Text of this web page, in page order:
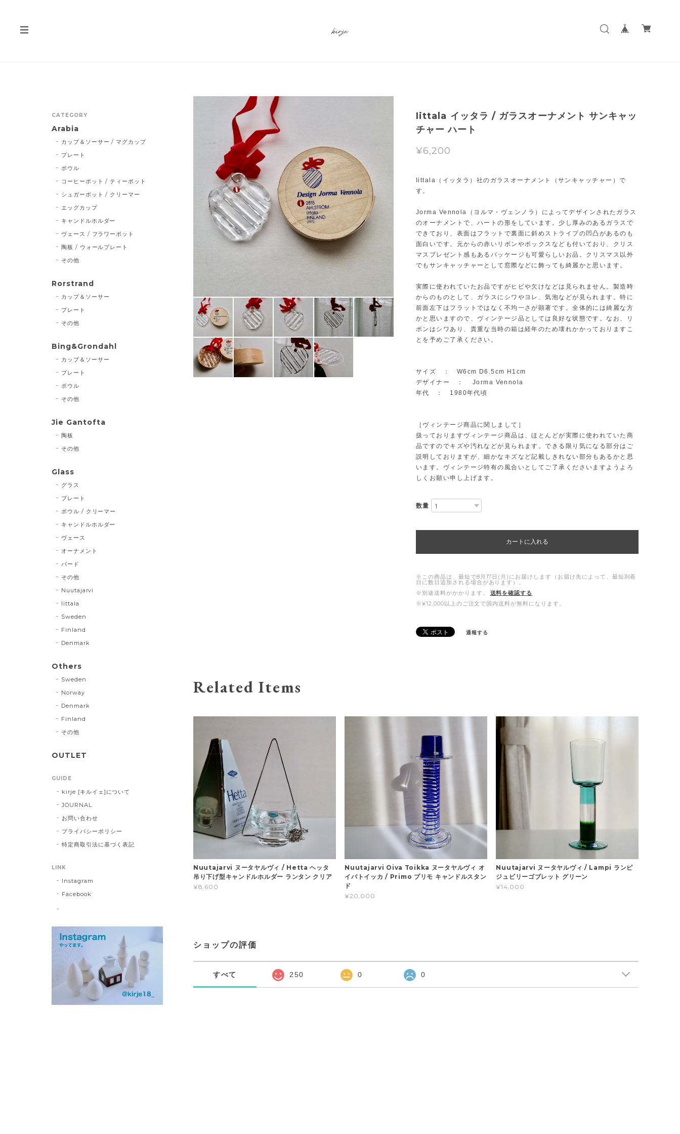
Iittala イッタラ / ガラスオーナメント サンキャッ
チャー ハート
¥6,200
Iittala（イッタラ）社のガラスオーナメント（サンキャッチャー）で
す。
Jorma Vennola（ヨルマ・ヴェンノラ）によってデザインされたガラス
のオーナメントで、ハートの形をしています。少し厚みのあるガラスで
できており、表面はフラットで裏面に斜めストライプの凹凸があるのも
面白いです。元からの赤いリボンやボックスなども付いており、クリス
マスプレゼント感もあるパッケージも可愛らしいお品。クリスマス以外
でもサンキャッチャーとして窓際などに飾っても綺麗かと思います。
実際に使われていたお品ですがヒビや欠けなどは見られません。製造時
からのものとして、ガラスにシワやヨレ、気泡などが見られます。特に
前面左下はフラットではなく不均一さが顕著です。全体的には綺麗な方
かと思いますので、ヴィンテージ品としては良好な状態です。なお、リ
ボンはシワあり、貴重な当時の箱は経年のため壊れかかっておりますこ
とを予めご了承ください。
サイズ ： W6cm D6.5cm H1cm
デザイナー ： Jorma Vennola
年代 ： 1980年代頃
［ヴィンテージ商品に関しまして］
扱っておりますヴィンテージ商品は、ほとんどが実際に使われていた商
品ですのでキズや汚れなどが見られます。できる限り気になる部分はご
説明しておりますが、細かなキズなど記載しきれない部分もあるかと思
います。ヴィンテージ特有の風合いとしてご了承くださいますようよろ
しくお願い申し上げます。
数量
カートに入れる
※この商品は、最短で8月17日(月)にお届けします（お届け先によって、最短到着
日に数日追加される場合があります）。
※別途送料がかかります。
送料を確認する
※¥12,000以上のご注文で国内送料が無料になります。
通報する
Related Items
Nuutajarvi ヌータヤルヴィ / Hetta ヘッタ
吊り下げ型キャンドルホルダー ランタン クリア
¥8,600
Nuutajarvi Oiva Toikka ヌータヤルヴィ オ
イバトイッカ / Primo プリモ キャンドルスタン
ド
¥20,000
Nuutajarvi ヌータヤルヴィ / Lampi ランピ
ジュビリーゴブレット グリーン
¥14,000
ショップの評価
すべて 250 0 0
CATEGORY
Arabia
カップ＆ソーサー / マグカップ
プレート
ボウル
コーヒーポット / ティーポット
シュガーポット / クリーマー
エッグカップ
キャンドルホルダー
ヴェース / フラワーポット
陶板 / ウォールプレート
その他
Rorstrand
カップ＆ソーサー
プレート
その他
Bing&Grondahl
カップ＆ソーサー
プレート
ボウル
その他
Jie Gantofta
陶板
その他
Glass
グラス
プレート
ボウル / クリーマー
キャンドルホルダー
ヴェース
オーナメント
バード
その他
Nuutajarvi
Iittala
Sweden
Finland
Denmark
Others
Sweden
Norway
Denmark
Finland
その他
OUTLET
GUIDE
kirje [キルイェ]について
JOURNAL
お問い合わせ
プライバシーポリシー
特定商取引法に基づく表記
LINK
Instagram
Facebook